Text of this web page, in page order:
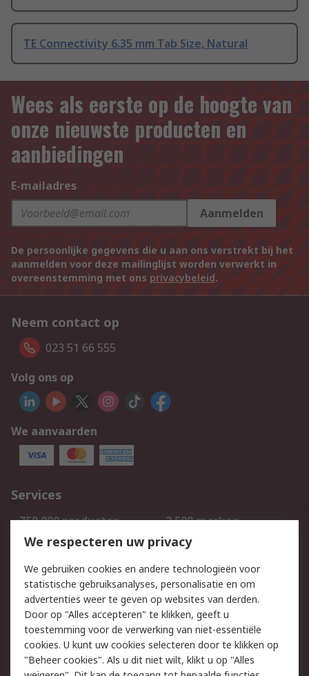
TE Connectivity 6.35 mm Tab Size, Natural
Wees als eerste op de hoogte van
onze nieuwste producten en
aanbiedingen
E-mailadres
Aanmelden
De persoonlijke gegevens die u aan ons verstrekt bij het
aanmelden voor deze mailinglijst worden verwerkt in
overeenstemming met ons privacybeleid.
Neem contact op
023 51 66 555
Volg ons op
We aanvaarden
Services
750.000 producten
2.500 merken
Bestellen
Inkoopoplossingen
Track & Trace
Wettelijk
Cookiebeleid
Email veiligheid
Privacybeleid
Websitevoorwaarden
We respecteren uw privacy
We gebruiken cookies en andere technologieën voor
statistische gebruiksanalyses, personalisatie en om
advertenties weer te geven op websites van derden.
Door op "Alles accepteren" te klikken, geeft u
toestemming voor de verwerking van niet-essentiële
cookies. U kunt uw cookies selecteren door te klikken op
"Beheer cookies". Als u dit niet wilt, klikt u op "Alles